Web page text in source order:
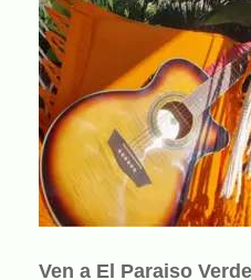
Ven a El Paraiso